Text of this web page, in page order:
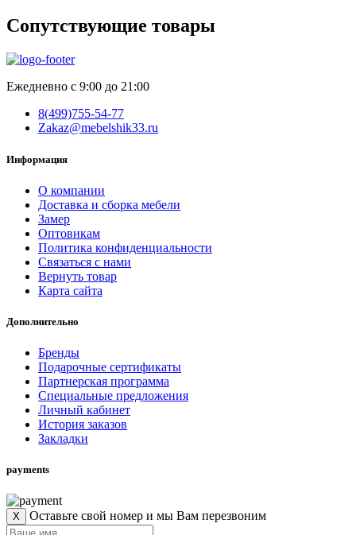
Сопутствующие товары
Ежедневно с 9:00 до 21:00
8(499)755-54-77
Zakaz@mebelshik33.ru
Информация
О компании
Доставка и сборка мебели
Замер
Оптовикам
Политика конфиденциальности
Связаться с нами
Вернуть товар
Карта сайта
Дополнительно
Бренды
Подарочные сертификаты
Партнерская программа
Специальные предложения
Личный кабинет
История заказов
Закладки
payments
X Оставьте свой номер и мы Вам перезвоним